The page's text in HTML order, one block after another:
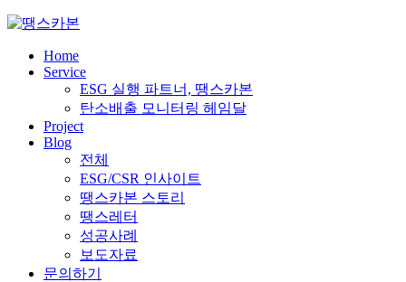
Skip
contentHome
Service
ESG 실행 파트너, 땡스카본
탄소배출 모니터링 헤임달
Project
Blog
전체
ESG/CSR 인사이트
땡스카본 스토리
땡스레터
성공사례
보도자료
문의하기